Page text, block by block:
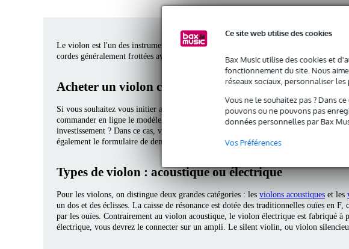
Ce site web utilise des cookies
Bax Music utilise des cookies et
fonctionnement du site. Nous
réseaux sociaux, personnaliser
Vous ne le souhaitez pas ? Dans
pouvons ou ne pouvons pas
données personnelles par Bax
Vos Préférences
Le violon est l'un des instruments les plus proéminents de l'orchestre
cordes généralement frottées avec un archet. Il est lié (par ordre croissant) au violon
Acheter un violon chez Bax Music
Si vous souhaitez vous initier au violon à moindre coût ou si vous êtes à la
commander en ligne le modèle qui vous intéresse ou passer dans l'un de nos
investissement ? Dans ce cas, vous pouvez aussi louer un violon chez Bax Music.
également le formulaire de demande.
Types de violon : acoustique ou électrique
Pour les violons, on distingue deux grandes catégories : les violons acoustiques et les
un dos et des éclisses. La caisse de résonance est dotée des traditionnelles ouïes en
par les ouïes. Contrairement au violon acoustique, le violon électrique est fabriqué
électrique, vous devrez le connecter sur un ampli. Le silent violin, ou violon